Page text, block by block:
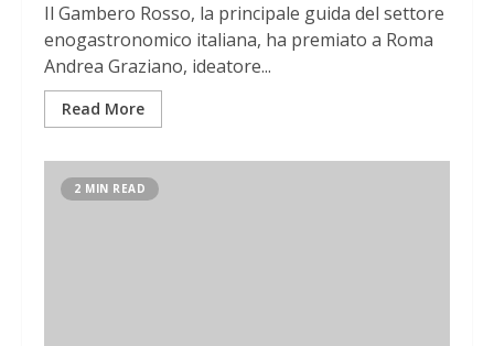
Il Gambero Rosso, la principale guida del settore
enogastronomico italiana, ha premiato a Roma
Andrea Graziano, ideatore...
Read More
2 MIN READ